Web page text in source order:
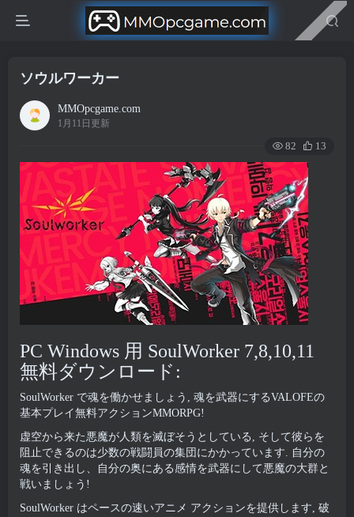
ソウルワーカー
MMOpcgame.com
1月11日更新
82 13
PC Windows 用 SoulWorker 7,8,10,11
無料ダウンロード:
SoulWorker で魂を働かせましょう, 魂を武器にするVALOFEの
基本プレイ無料アクションMMORPG!
虚空から来た悪魔が人類を滅ぼそうとしている, そして彼らを
阻止できるのは少数の戦闘員の集団にかかっています. 自分の
魂を引き出し、自分の奥にある感情を武器にして悪魔の大群と
戦いましょう!
SoulWorker はペースの速いアニメ アクションを提供します, 破